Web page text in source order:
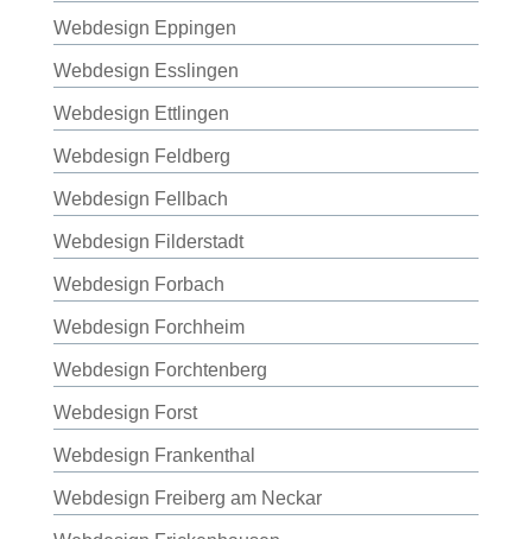
Webdesign Eppingen
Webdesign Esslingen
Webdesign Ettlingen
Webdesign Feldberg
Webdesign Fellbach
Webdesign Filderstadt
Webdesign Forbach
Webdesign Forchheim
Webdesign Forchtenberg
Webdesign Forst
Webdesign Frankenthal
Webdesign Freiberg am Neckar